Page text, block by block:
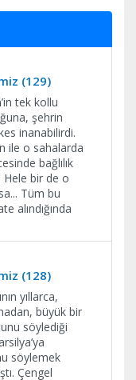
(129)
tek kollu
şehrin
inanabilirdi.
ile o sahalarda
bağlılık
Hele bir de o
Tüm bu
alındığında
(128)
yıllarca,
büyük bir
söylediği
söylemek
Çengel